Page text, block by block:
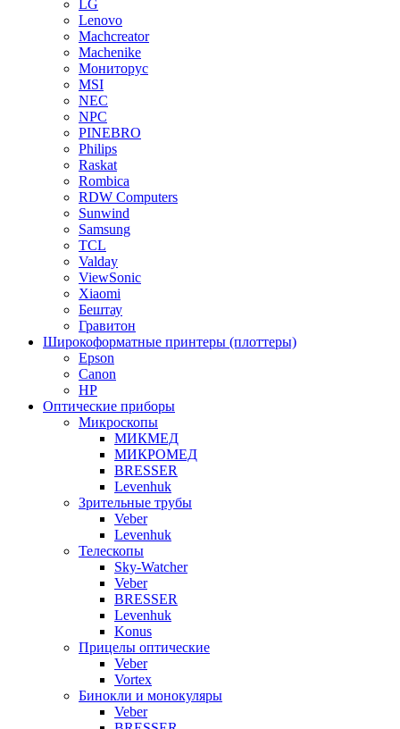
LG
Lenovo
Machcreator
Machenike
Мониторус
MSI
NEC
NPC
PINEBRO
Philips
Raskat
Rombica
RDW Computers
Sunwind
Samsung
TCL
Valday
ViewSonic
Xiaomi
Бештау
Гравитон
Широкоформатные принтеры (плоттеры)
Epson
Canon
HP
Оптические приборы
Микроскопы
МИКМЕД
МИКРОМЕД
BRESSER
Levenhuk
Зрительные трубы
Veber
Levenhuk
Телескопы
Sky-Watcher
Veber
BRESSER
Levenhuk
Konus
Прицелы оптические
Veber
Vortex
Бинокли и монокуляры
Veber